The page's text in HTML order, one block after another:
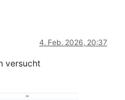
4. Feb. 2026, 20:37
versucht